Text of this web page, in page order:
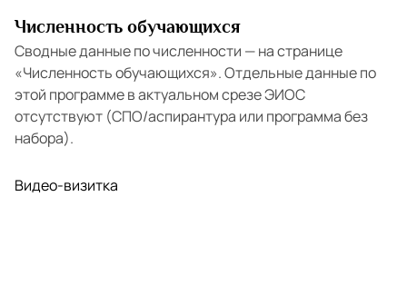
Численность обучающихся
Сводные данные по численности — на странице
«Численность обучающихся». Отдельные данные по
этой программе в актуальном срезе ЭИОС
отсутствуют (СПО/аспирантура или программа без
набора).
Видео-визитка